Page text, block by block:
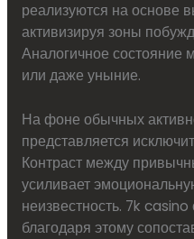
реализуются на основе
активизируя зоны
Аналогичное состояние
или даже уныние.
На фоне обычных
представляется
Контраст между
усиливает
неизвестность. 7k
благодаря этому